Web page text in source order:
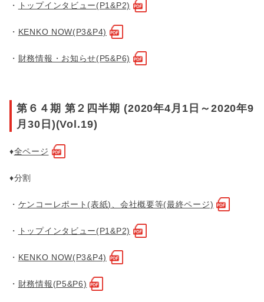
・ トップインタビュー(P1&P2)
・ KENKO NOW(P3&P4)
・ 財務情報・お知らせ(P5&P6)
第６４期 第２四半期 (2020年4月1日～2020年9
月30日)(Vol.19)
♦全ページ
♦分割
・ ケンコーレポート(表紙)、会社概要等(最終ページ)
・ トップインタビュー(P1&P2)
・ KENKO NOW(P3&P4)
・ 財務情報(P5&P6)